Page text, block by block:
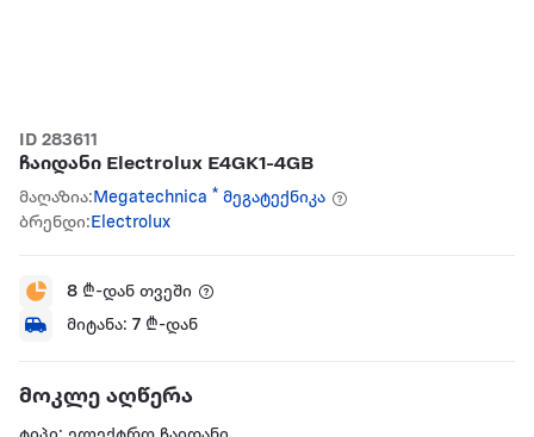
ID 283611
ჩაიდანი Electrolux E4GK1-4GB
მაღაზია:Megatechnica * მეგატექნიკა
ბრენდი:Electrolux
8 ₾-დან თვეში
მიტანა: 7 ₾-დან
მოკლე აღწერა